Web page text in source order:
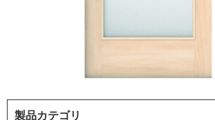
製品カテゴリ